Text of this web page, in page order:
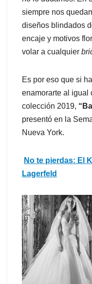
siempre nos
diseños blindados
encaje y motivos
volar a cualquier
Es por eso que si
enamorarte al igual
colección 2019,
presentó en la
Nueva York.
No te pierdas: El
Lagerfeld